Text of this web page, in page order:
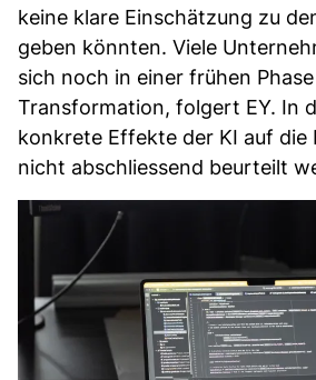
keine klare Einschätzung zu
geben könnten. Viele
sich noch in einer frühen
Transformation, folgert EY. In
konkrete Effekte der KI auf die
nicht abschliessend beurteilt